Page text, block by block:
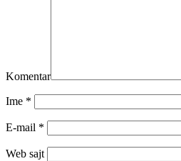
Komentar
Ime *
E-mail *
Web sajt